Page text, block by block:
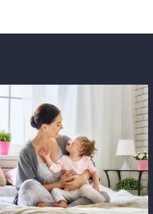
photo